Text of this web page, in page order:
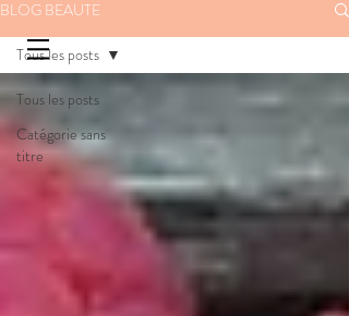
BLOG BEAUTE
Tous les posts
Catégorie sans
titre
Tous les posts